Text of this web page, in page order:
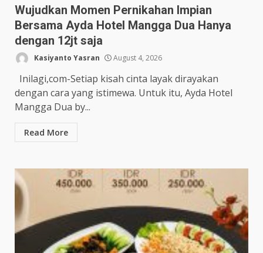
Wujudkan Momen Pernikahan Impian
Bersama Ayda Hotel Mangga Dua Hanya
dengan 12jt saja
Kasiyanto Yasran August 4, 2026
Inilagi,com-Setiap kisah cinta layak dirayakan
dengan cara yang istimewa. Untuk itu, Ayda Hotel
Mangga Dua by...
Read More